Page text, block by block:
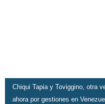
Chiqui Tapia y Toviggino, otra
ahora por gestiones en